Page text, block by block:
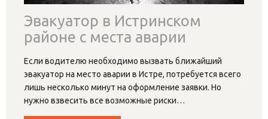
Эвакуатор в Истринском
районе с места аварии
Если водителю необходимо вызвать ближайший
эвакуатор на место аварии в Истре, потребуется всего
лишь несколько минут на оформление заявки. Но
нужно взвесить все возможные риски…